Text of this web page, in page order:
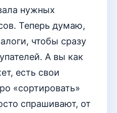
нужных
Теперь думаю,
чтобы сразу
А вы как
есть свои
«сортировать»
спрашивают, от